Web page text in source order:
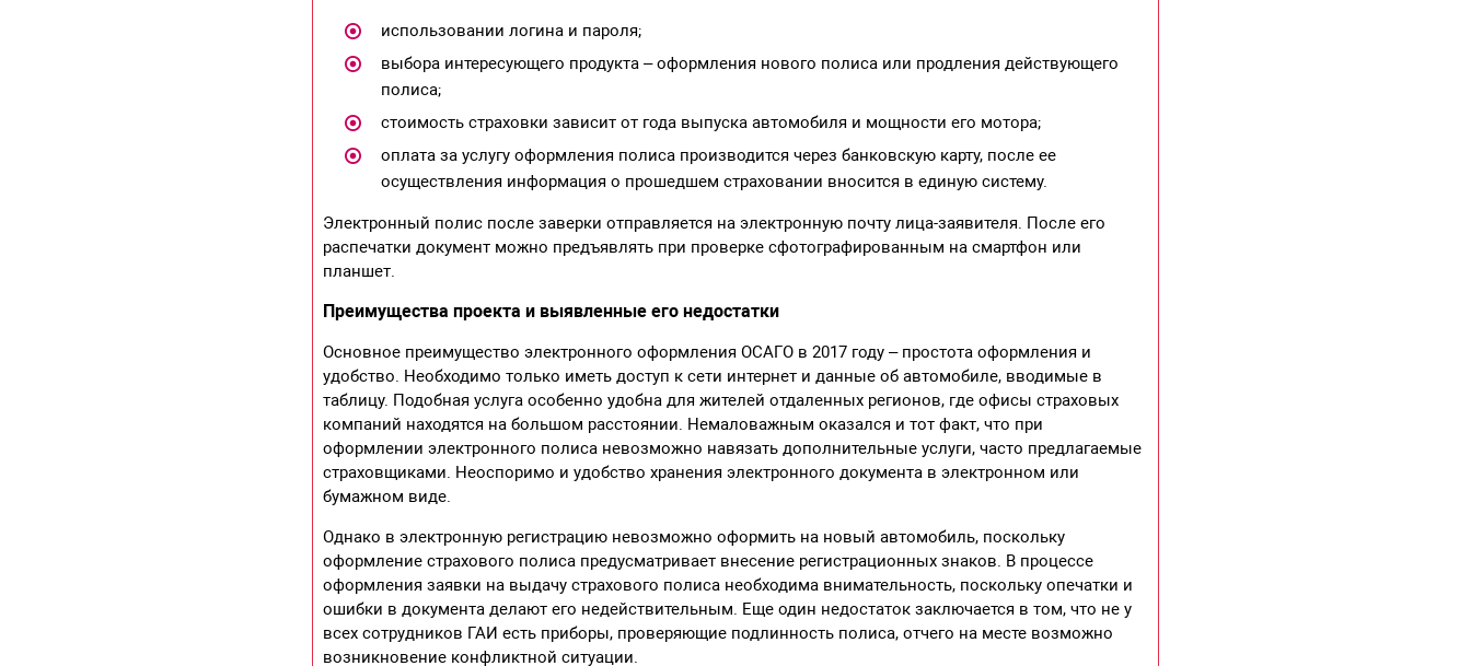
использовании логина и пароля;
выбора интересующего продукта – оформления нового полиса или продления действующего
полиса;
стоимость страховки зависит от года выпуска автомобиля и мощности его мотора;
оплата за услугу оформления полиса производится через банковскую карту, после ее
осуществления информация о прошедшем страховании вносится в единую систему.
Электронный полис после заверки отправляется на электронную почту лица-заявителя. После его
распечатки документ можно предъявлять при проверке сфотографированным на смартфон или
планшет.
Преимущества проекта и выявленные его недостатки
Основное преимущество электронного оформления ОСАГО в 2017 году – простота оформления и
удобство. Необходимо только иметь доступ к сети интернет и данные об автомобиле, вводимые в
таблицу. Подобная услуга особенно удобна для жителей отдаленных регионов, где офисы страховых
компаний находятся на большом расстоянии. Немаловажным оказался и тот факт, что при
оформлении электронного полиса невозможно навязать дополнительные услуги, часто предлагаемые
страховщиками. Неоспоримо и удобство хранения электронного документа в электронном или
бумажном виде.
Однако в электронную регистрацию невозможно оформить на новый автомобиль, поскольку
оформление страхового полиса предусматривает внесение регистрационных знаков. В процессе
оформления заявки на выдачу страхового полиса необходима внимательность, поскольку опечатки и
ошибки в документа делают его недействительным. Еще один недостаток заключается в том, что не у
всех сотрудников ГАИ есть приборы, проверяющие подлинность полиса, отчего на месте возможно
возникновение конфликтной ситуации.